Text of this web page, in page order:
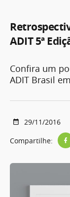
ADIT 5ª
Confira um
ADIT Brasil
29/11/2016
Compartilhe: